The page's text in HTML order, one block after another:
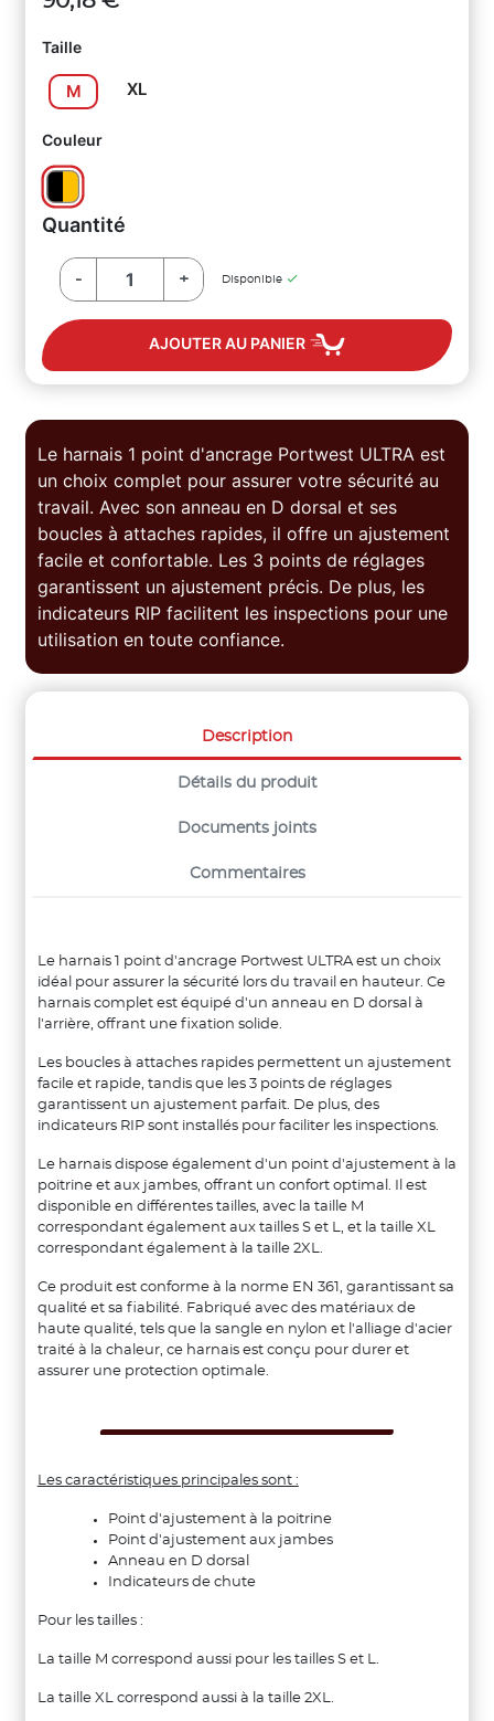
Taille
M XL
Couleur
Quantité
- + 
Disponible
AJOUTER AU PANIER
Le harnais 1 point d'ancrage Portwest ULTRA est
un choix complet pour assurer votre sécurité au
travail. Avec son anneau en D dorsal et ses
boucles à attaches rapides, il offre un ajustement
facile et confortable. Les 3 points de réglages
garantissent un ajustement précis. De plus, les
indicateurs RIP facilitent les inspections pour une
utilisation en toute confiance.
Description
Détails du produit
Documents joints
Commentaires
Le harnais 1 point d'ancrage Portwest ULTRA est un choix
idéal pour assurer la sécurité lors du travail en hauteur. Ce
harnais complet est équipé d'un anneau en D dorsal à
l'arrière, offrant une fixation solide.
Les boucles à attaches rapides permettent un ajustement
facile et rapide, tandis que les 3 points de réglages
garantissent un ajustement parfait. De plus, des
indicateurs RIP sont installés pour faciliter les inspections.
Le harnais dispose également d'un point d'ajustement à la
poitrine et aux jambes, offrant un confort optimal. Il est
disponible en différentes tailles, avec la taille M
correspondant également aux tailles S et L, et la taille XL
correspondant également à la taille 2XL.
Ce produit est conforme à la norme EN 361, garantissant sa
qualité et sa fiabilité. Fabriqué avec des matériaux de
haute qualité, tels que la sangle en nylon et l'alliage d'acier
traité à la chaleur, ce harnais est conçu pour durer et
assurer une protection optimale.
Les caractéristiques principales sont :
Point d'ajustement à la poitrine
Point d'ajustement aux jambes
Anneau en D dorsal
Indicateurs de chute
Pour les tailles :
La taille M correspond aussi pour les tailles S et L.
La taille XL correspond aussi à la taille 2XL.